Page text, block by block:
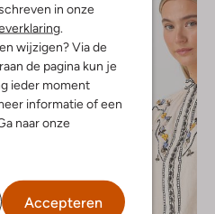
in onze
.
wijzigen? Via de
de pagina kun je
ieder moment
informatie of een
naar onze
Accepteren